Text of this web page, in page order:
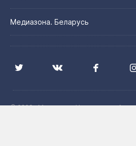
Медиазона. Беларусь
© 2026 «Медиазона Центральная Азия»